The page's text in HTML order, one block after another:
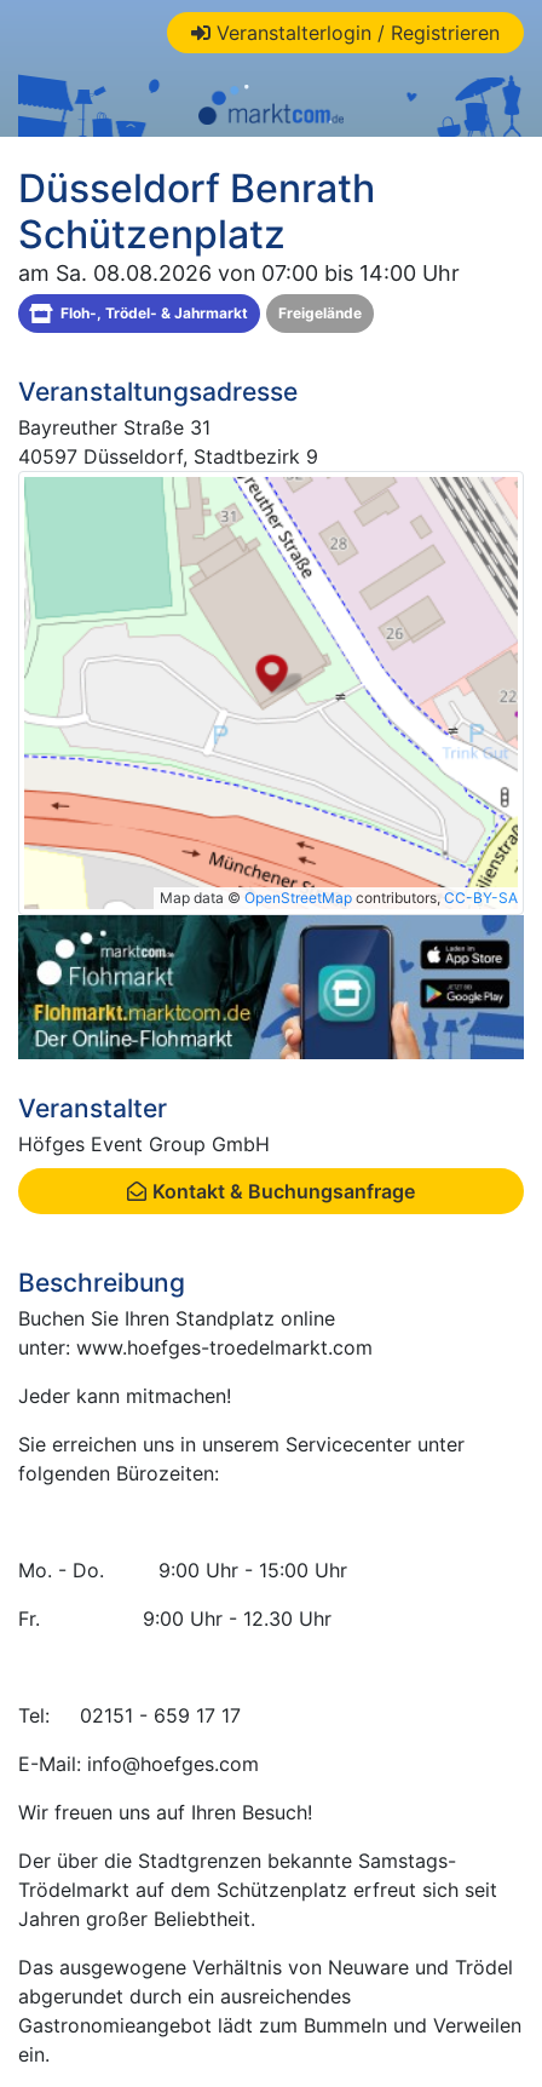
Veranstalterlogin / Registrieren
Düsseldorf Benrath
Schützenplatz
am Sa. 08.08.2026 von 07:00 bis 14:00 Uhr
Floh-, Trödel- & Jahrmarkt Freigelände
Veranstaltungsadresse
Bayreuther Straße 31
40597 Düsseldorf, Stadtbezirk 9
Map data © OpenStreetMap contributors, CC-BY-SA
Veranstalter
Höfges Event Group GmbH
Kontakt & Buchungsanfrage
Beschreibung
Buchen Sie Ihren Standplatz online
unter: www.hoefges-troedelmarkt.com
Jeder kann mitmachen!
Sie erreichen uns in unserem Servicecenter unter
folgenden Bürozeiten:
Mo. - Do. 9:00 Uhr - 15:00 Uhr
Fr. 9:00 Uhr - 12.30 Uhr
Tel: 02151 - 659 17 17
E-Mail: info@hoefges.com
Wir freuen uns auf Ihren Besuch!
Der über die Stadtgrenzen bekannte Samstags-
Trödelmarkt auf dem Schützenplatz erfreut sich seit
Jahren großer Beliebtheit.
Das ausgewogene Verhältnis von Neuware und Trödel
abgerundet durch ein ausreichendes
Gastronomieangebot lädt zum Bummeln und Verweilen
ein.